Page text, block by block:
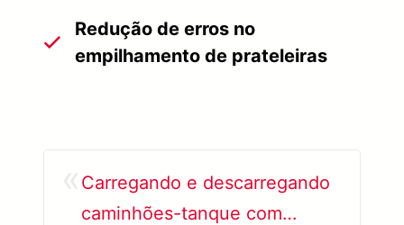
Redução de erros no
empilhamento de prateleiras
Carregando e descarregando
caminhões-tanque com